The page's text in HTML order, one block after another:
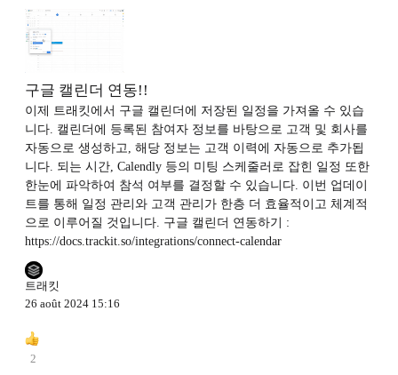
구글 캘린더 연동!!
이제 트래킷에서 구글 캘린더에 저장된 일정을 가져올 수 있습
니다. 캘린더에 등록된 참여자 정보를 바탕으로 고객 및 회사를
자동으로 생성하고, 해당 정보는 고객 이력에 자동으로 추가됩
니다. 되는 시간, Calendly 등의 미팅 스케줄러로 잡힌 일정 또한
한눈에 파악하여 참석 여부를 결정할 수 있습니다. 이번 업데이
트를 통해 일정 관리와 고객 관리가 한층 더 효율적이고 체계적
으로 이루어질 것입니다. 구글 캘린더 연동하기 :
https://docs.trackit.so/integrations/connect-calendar
트래킷
26 août 2024 15:16
2